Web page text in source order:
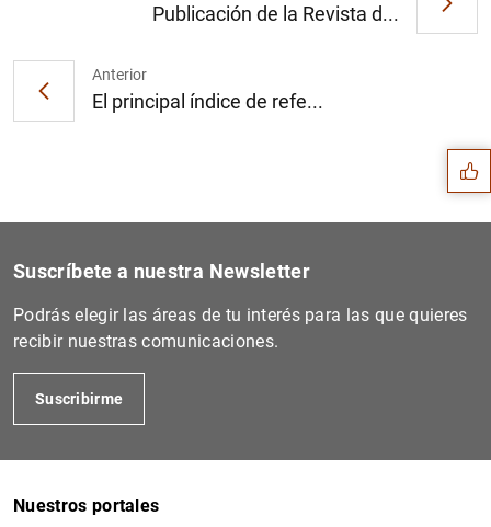
Anterior
El principal índice de refe...
Publicación de la Revista d...
Sugerencias
Suscríbete a nuestra Newsletter
Podrás elegir las áreas de tu interés para las que quieres
recibir nuestras comunicaciones.
Suscribirme
Nuestros portales